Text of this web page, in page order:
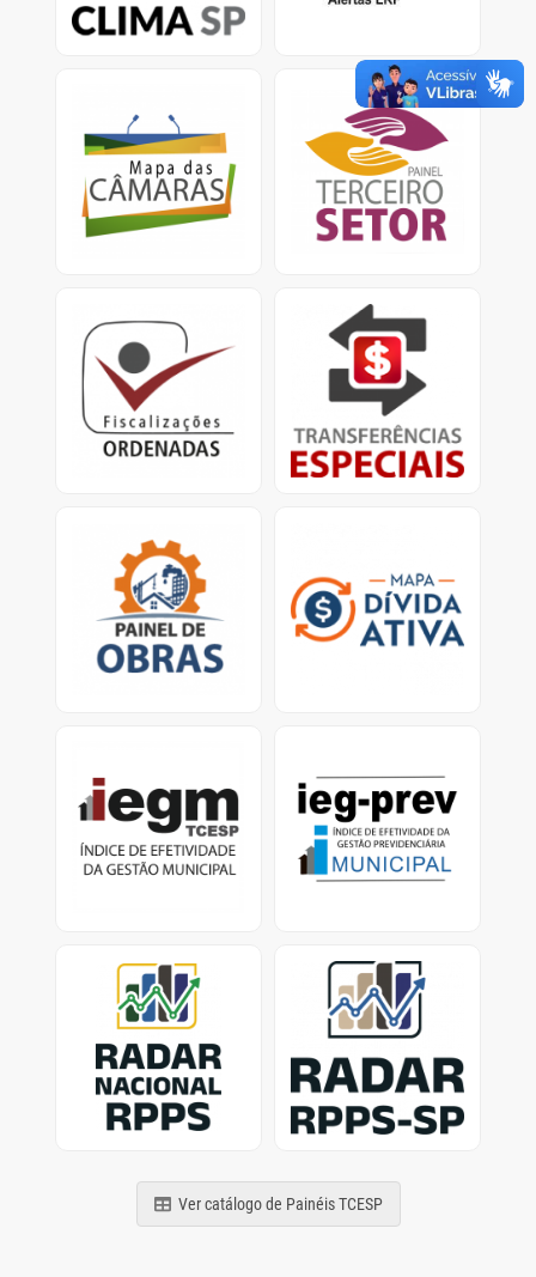
climáticas.
Informações sobre Gasto
com pessoal e custeio
no Legislativo nos
municípios.
Painel Terceiro Setor
A plataforma apresenta
dados e informações
sobre os ajustes com
entidades do Terceiro
Setor.
Relatórios consolidados
para divulgação
de resultados e
providências cabíveis.
Transferências Especiais
Apresenta informações
detalhadas sobre as
transferências especiais,
conhecidas como
emendas pix.<
Mapa virtual que
permite que o cidadão
verifique obras em
atraso e/ou paralisadas.
Ferramenta traz dados
sobre os esforços dos
municípios para
recuperar valores
Índice de Efetividade da
Gestão Municipal -
Dados e Relatórios
Índice de Efetividade da
Gestão Previdenciária
Previdência Municipal -
dados dos Municípios
Radar nacional dos
investimentos dos RPPS
Consolidação dos
investimentos dos RPPS
de municípios e estados
brasileiros
Radar dos investimentos
dos RPPS-SP
Painel de investimentos
dos Regimes Próprios de
Previdência Social
paulistas
Ver catálogo de Painéis TCESP